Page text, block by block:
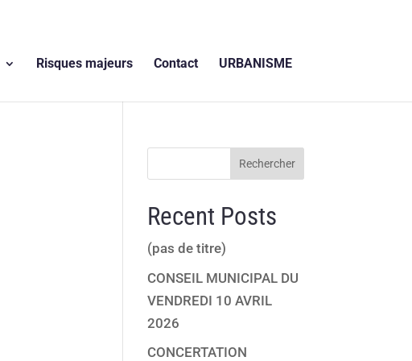
Risques majeurs Contact
URBANISME
Rechercher
Recent Posts
(pas de titre)
CONSEIL MUNICIPAL DU
VENDREDI 10 AVRIL
2026
CONCERTATION